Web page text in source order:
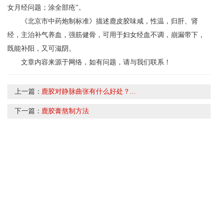
女月经问题；涂全部疮”。
《北京市中药炮制标准》描述鹿皮胶味咸，性温，归肝、肾
经，主治补气养血，强筋健骨，可用于妇女经血不调，崩漏带下，
既能补阳，又可滋阴。
文章内容来源于网络，如有问题，请与我们联系！
上一篇： 鹿胶对静脉曲张有什么好处？...
下一篇： 鹿胶膏熬制方法